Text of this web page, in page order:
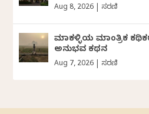
Aug 8, 2026 ಸರಣಿ
ಮಾಕಳ್ಳಿಯ ಮಾಂತ್ರಿಕ
ಅನುಭವ ಕಥನ
Aug 7, 2026 ಸರಣಿ